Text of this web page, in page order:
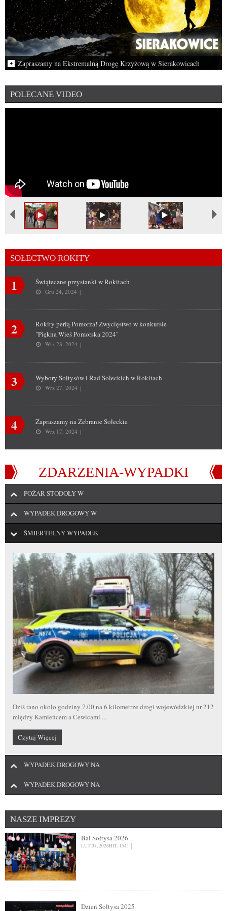
Zapraszamy na Ekstremalną Drogę Krzyżową w Sierakowicach
POLECANE VIDEO
SOŁECTWO ROKITY
1 Świąteczne przystanki w Rokitach
Gru 24, 2024
2
Rokity perłą Pomorza! Zwycięstwo w konkursie
"Piękna Wieś Pomorska 2024"
Wrz 28, 2024
3 Wybory Sołtysów i Rad Sołeckich w Rokitach
Wrz 27, 2024
4 Zapraszamy na Zebranie Sołeckie
Wrz 17, 2024
ZDARZENIA-WYPADKI
POŻAR STODOŁY W
We wtorek, 14 kwietnia 2026 roku, około godziny 16:10, strażacy zostali
zadysponowani do pożaru ...
WYPADEK DROGOWY W
W sobotę, 28 marca, około godziny 16:45 doszło do groźnego wypadku
Czytaj Więcej
ŚMIERTELNY WYPADEK
Dziś rano około godziny 7.00 na 6 kilometrze drogi wojewódzkiej nr 212
między Kamieńcem a Cewicami ...
Czytaj Więcej
WYPADEK DROGOWY NA
WYPADEK DROGOWY NA
NASZE IMPREZY
Bal Sołtysa 2026
LUT 07, 2026HIT: 1541
Dzień Sołtysa 2025